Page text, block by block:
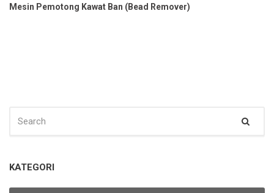
Mesin Pemotong Kawat Ban (Bead Remover)
FOR:
KATEGORI